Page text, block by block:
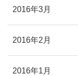
2016年3月
2016年2月
2016年1月